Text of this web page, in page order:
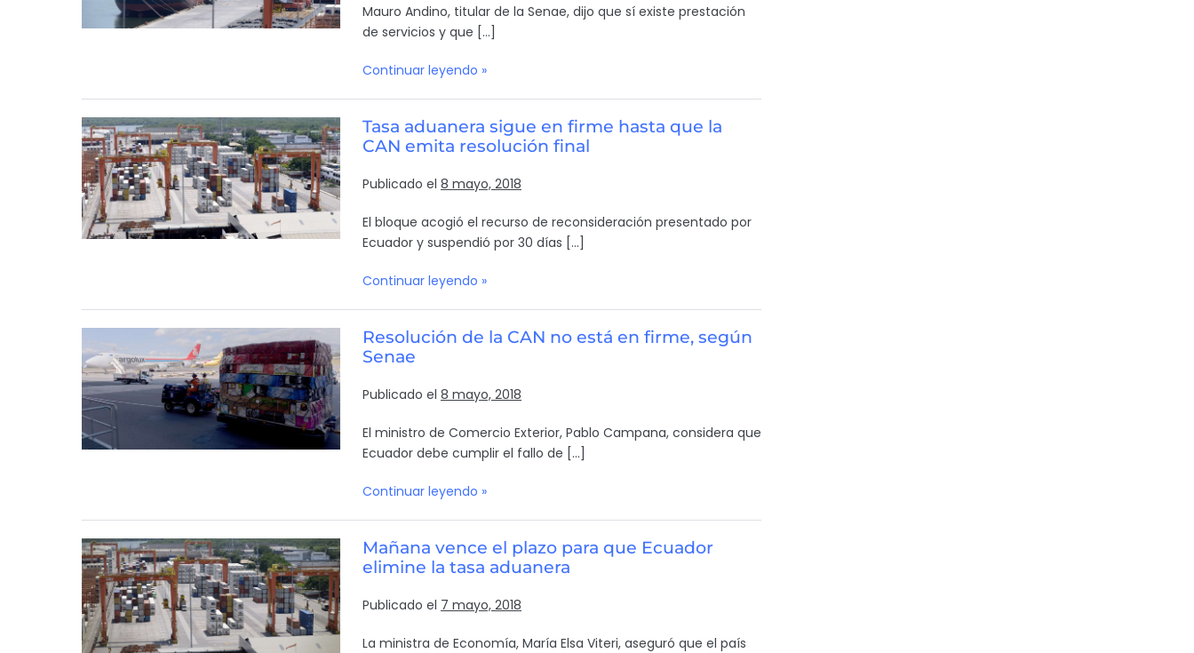
Mauro Andino, titular de la Senae, dijo que sí existe prestación
de servicios y que […]
Continuar leyendo »
Tasa aduanera sigue en firme hasta que la
CAN emita resolución final
Publicado el 8 mayo, 2018
El bloque acogió el recurso de reconsideración presentado por
Ecuador y suspendió por 30 días […]
Continuar leyendo »
Resolución de la CAN no está en firme, según
Senae
Publicado el 8 mayo, 2018
El ministro de Comercio Exterior, Pablo Campana, considera que
Ecuador debe cumplir el fallo de […]
Continuar leyendo »
Mañana vence el plazo para que Ecuador
elimine la tasa aduanera
Publicado el 7 mayo, 2018
La ministra de Economía, María Elsa Viteri, aseguró que el país